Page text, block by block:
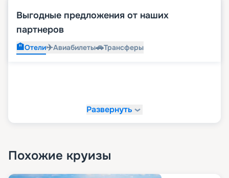
Выгодные предложения от наших
партнеров
🏨Отели✈️Авиабилеты🚗Трансферы
Развернуть
Похожие круизы